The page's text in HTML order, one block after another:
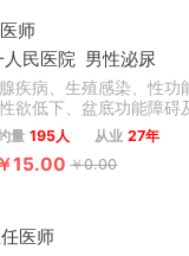
师
民医院
男性泌尿
疾病、生殖感染、性功
欲低下、盆底功能障碍
量冲击波治疗、性感集
人工尿道括约肌植入术。
茎延长术、阴茎增粗术
量 195人 从业 27年
￥15.00 ￥0.00
医师